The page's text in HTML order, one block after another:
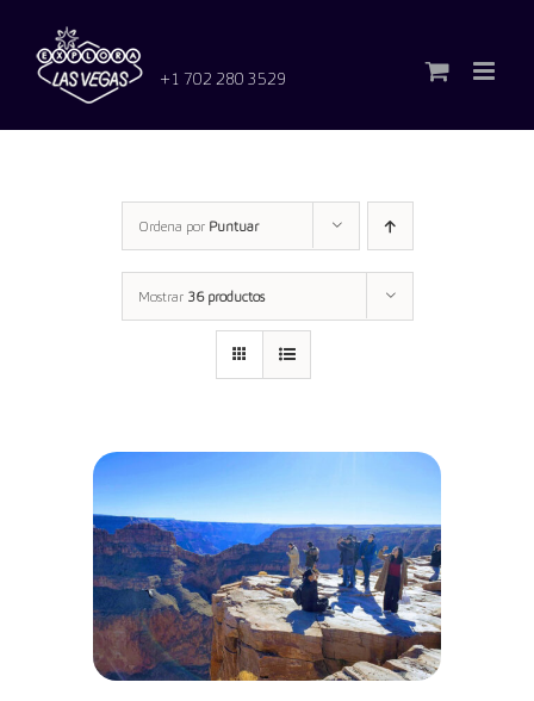
contenido
+1 702 280 3529
Ordena por Puntuar
Mostrar 36 productos